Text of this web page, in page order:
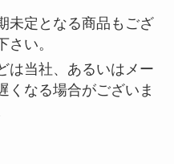
未定となる商品もござ
い。
は当社、あるいはメー
くなる場合がございま